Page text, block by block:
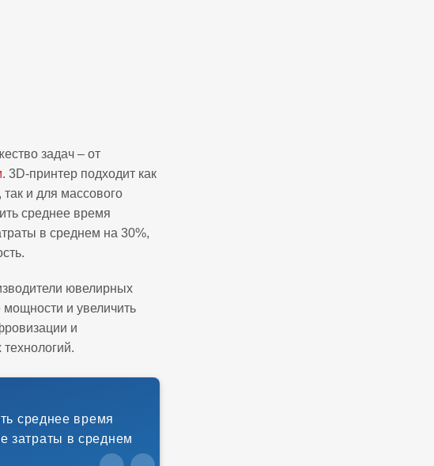
задач – от
. 3D‑принтер подходит как
и для массового
среднее время
в среднем на 30%,
ювелирных
и увеличить
и
среднее время
затраты в среднем